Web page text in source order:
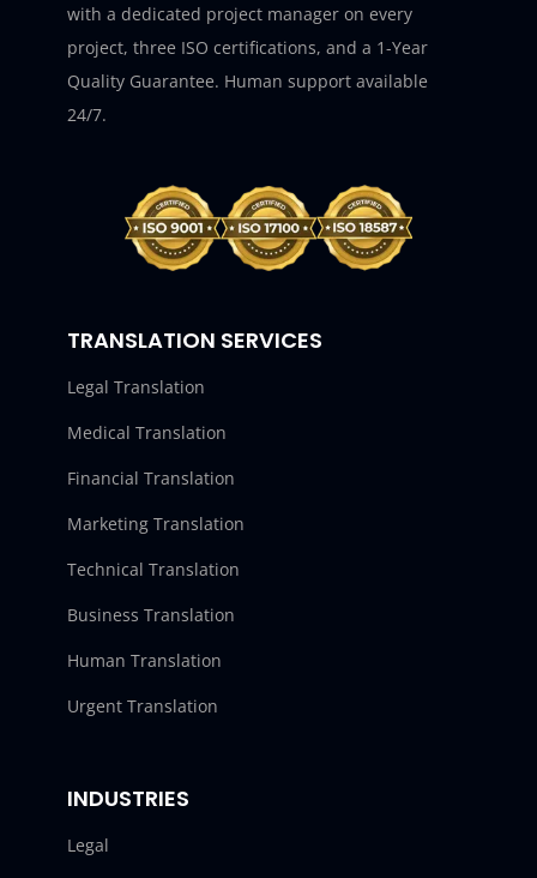
with a dedicated project manager on every
project, three ISO certifications, and a 1-Year
Quality Guarantee. Human support available
24/7.
TRANSLATION SERVICES
Legal Translation
Medical Translation
Financial Translation
Marketing Translation
Technical Translation
Business Translation
Human Translation
Urgent Translation
INDUSTRIES
Legal